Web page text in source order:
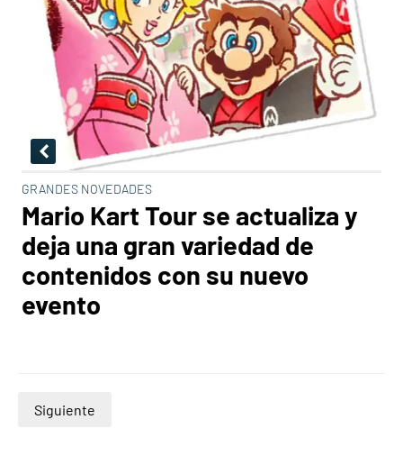
GRANDES NOVEDADES
Mario Kart Tour se actualiza y
deja una gran variedad de
contenidos con su nuevo
evento
Siguiente